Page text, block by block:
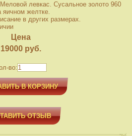
левкас. Сусальное золото 960
яичном желтке.
в других размерах.
Цена
19000 руб.
во:
В КОРЗИНУ
ОТЗЫВ